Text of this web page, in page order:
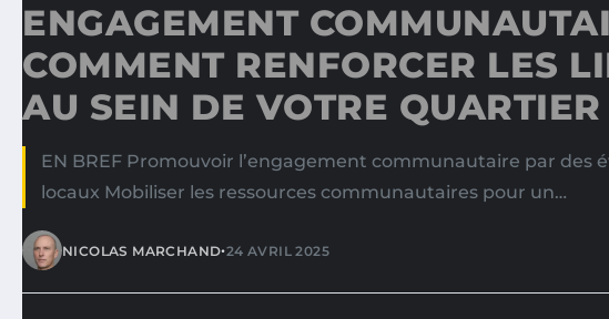
ENGAGEMENT
COMMENT RENFORCER LES
AU SEIN DE VOTRE QUARTIER
EN BREF Promouvoir l’engagement communautaire par des
locaux Mobiliser les ressources communautaires pour un…
NICOLAS MARCHAND•24 AVRIL 2025